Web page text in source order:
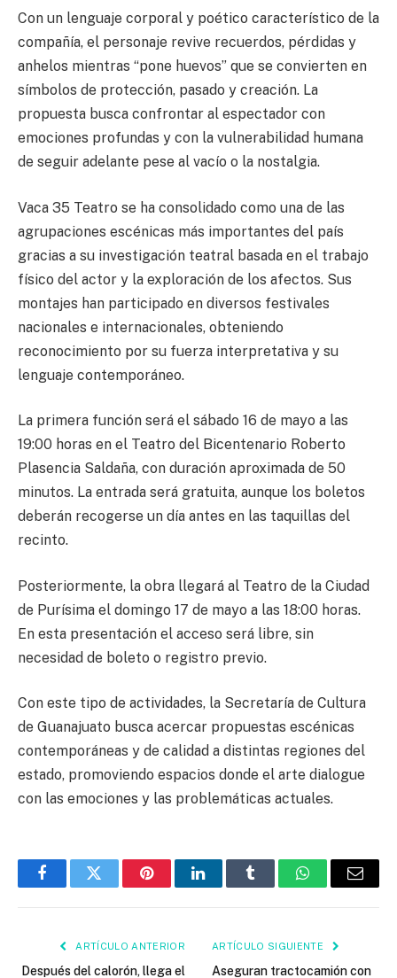
Con un lenguaje corporal y poético característico de la
compañía, el personaje revive recuerdos, pérdidas y
anhelos mientras “pone huevos” que se convierten en
símbolos de protección, pasado y creación. La
propuesta busca confrontar al espectador con
emociones profundas y con la vulnerabilidad humana
de seguir adelante pese al vacío o la nostalgia.
Vaca 35 Teatro se ha consolidado como una de las
agrupaciones escénicas más importantes del país
gracias a su investigación teatral basada en el trabajo
físico del actor y la exploración de los afectos. Sus
montajes han participado en diversos festivales
nacionales e internacionales, obteniendo
reconocimiento por su fuerza interpretativa y su
lenguaje contemporáneo.
La primera función será el sábado 16 de mayo a las
19:00 horas en el Teatro del Bicentenario Roberto
Plasencia Saldaña, con duración aproximada de 50
minutos. La entrada será gratuita, aunque los boletos
deberán recogerse un día antes en las taquillas del
recinto.
Posteriormente, la obra llegará al Teatro de la Ciudad
de Purísima el domingo 17 de mayo a las 18:00 horas.
En esta presentación el acceso será libre, sin
necesidad de boleto o registro previo.
Con este tipo de actividades, la Secretaría de Cultura
de Guanajuato busca acercar propuestas escénicas
contemporáneas y de calidad a distintas regiones del
estado, promoviendo espacios donde el arte dialogue
con las emociones y las problemáticas actuales.
FacebookTwitter PinterestLinkedInTumblr WhatsAppEmail
ARTÍCULO ANTERIOR
Después del calorón, llega el
ARTÍCULO SIGUIENTE
Aseguran tractocamión con